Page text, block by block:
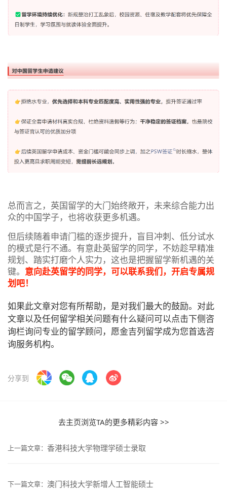
总而言之，英国留学的大门始终敞开，未来综合能力出
众的中国学子，也将收获更多机遇。
但后续随着申请门槛的逐步提升，盲目冲刺、低分试水
的模式是行不通。有意赴英留学的同学，不妨趁早精准
规划、踏实打磨个人实力，这也是把握留学新机遇的关
键。 意向赴英留学的同学，可以联系我们，开启专属规
划吧！
如果此文章对您有所帮助，是对我们最大的鼓励。对此
文章以及任何留学相关问题有什么疑问可以点击下侧咨
询栏询问专业的留学顾问，愿金吉列留学成为您首选咨
询服务机构。
分享到
去主页浏览TA的更多精彩内容 >>
上一篇文章： 香港科技大学物理学硕士录取
下一篇文章： 澳门科技大学新增人工智能硕士